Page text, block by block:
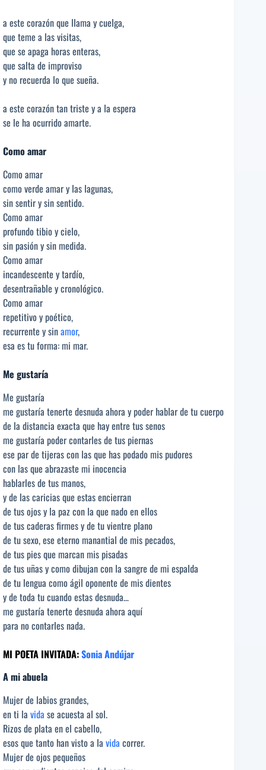
a este corazón que llama y cuelga,
que teme a las visitas,
que se apaga horas enteras,
que salta de improviso
y no recuerda lo que sueña.
a este corazón tan triste y a la espera
se le ha ocurrido amarte.
Como amar
Como amar
como verde amar y las lagunas,
sin sentir y sin sentido.
Como amar
profundo tibio y cielo,
sin pasión y sin medida.
Como amar
incandescente y tardío,
desentrañable y cronológico.
Como amar
repetitivo y poético,
recurrente y sinamor,
esa es tu forma: mi mar.
Me gustaría
Me gustaría
me gustaría tenerte desnuda ahora y poder hablar de tu cuerpo
de la distancia exacta que hay entre tus senos
me gustaría poder contarles de tus piernas
ese par de tijeras con las que has podado mis pudores
con las que abrazaste mi inocencia
hablarles de tus manos,
y de las caricias que estas encierran
de tus ojos y la paz con la que nado en ellos
de tus caderas firmes y de tu vientre plano
de tu sexo, ese eterno manantial de mis pecados,
de tus pies que marcan mis pisadas
de tus uñas y como dibujan con la sangre de mi espalda
de tu lengua como ágil oponente de mis dientes
y de toda tu cuando estas desnuda…
me gustaría tenerte desnuda ahora aquí
para no contarles nada.
MI POETA INVITADA:Sonia Andújar
A mi abuela
Mujer de labios grandes,
en ti la vida se acuesta al sol.
Rizos de plata en el cabello,
esos que tanto han visto a la vida correr.
Mujer de ojos pequeños